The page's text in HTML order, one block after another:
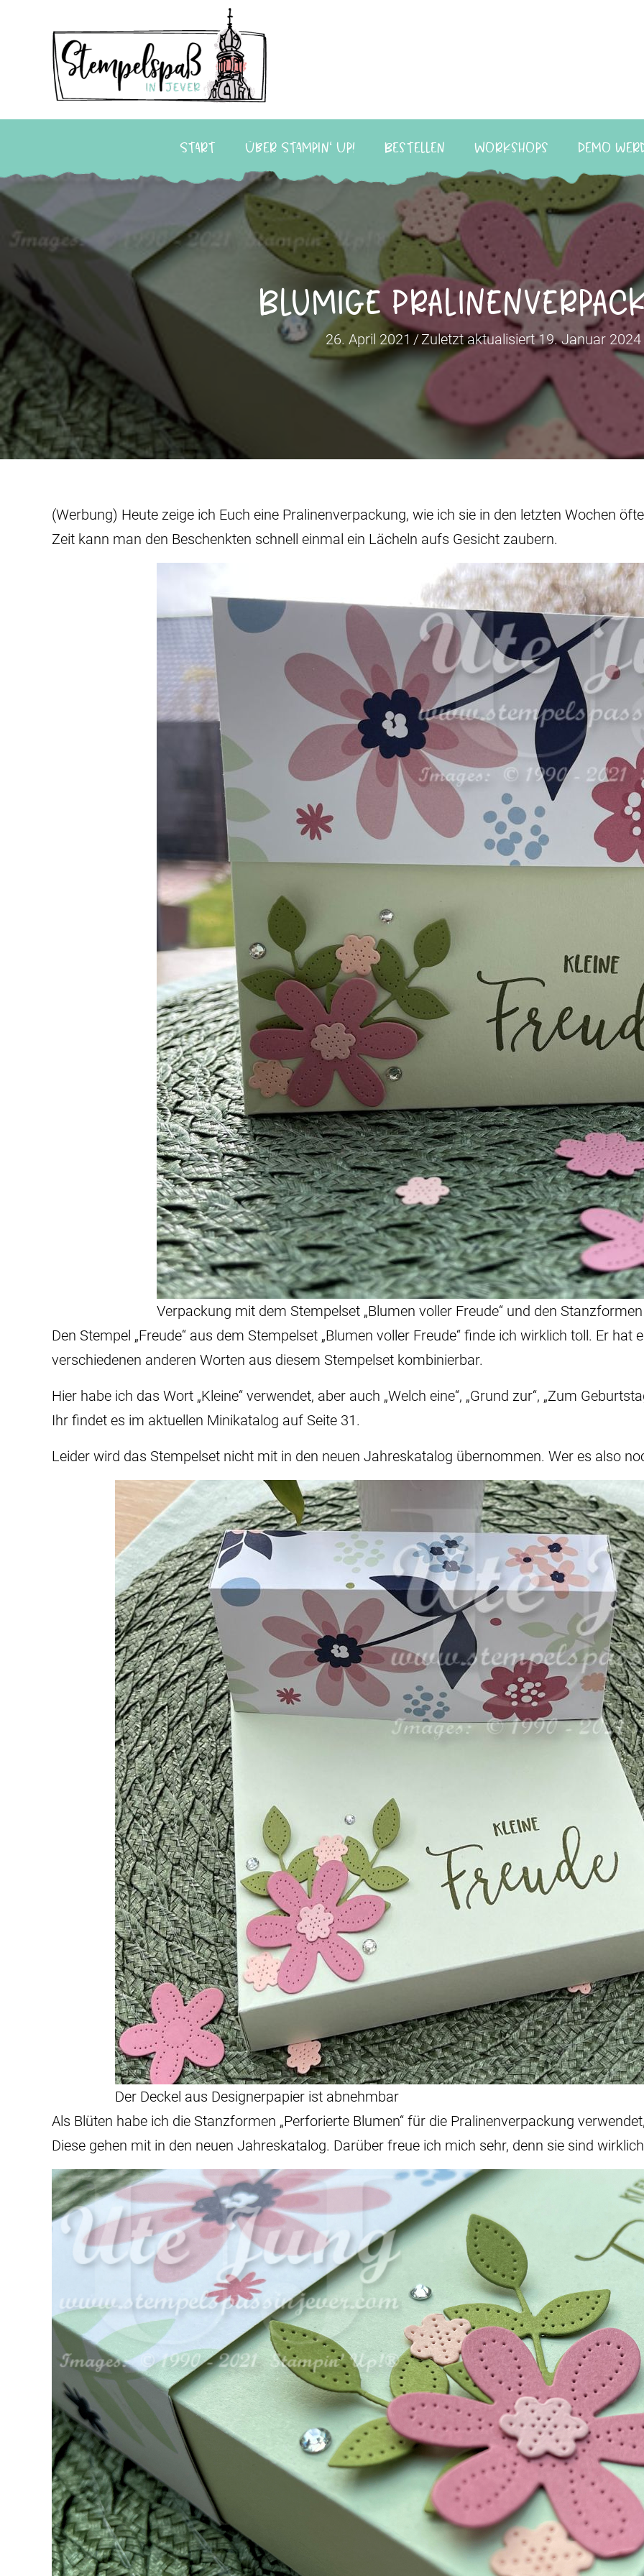
Start Über Stampin‘ Up! Bestellen Workshops Demo
Blumige
26. April 2021 /Zuletzt aktualisiert 19. Januar 2024
(Werbung) Heute zeige ich Euch eine Pralinenverpackung, wie ich sie in den letzten Wochen
Zeit kann man den Beschenkten schnell einmal ein Lächeln aufs Gesicht zaubern.
Verpackung mit dem Stempelset „Blumen voller Freude“ und den Stanzformen
Den Stempel „Freude“ aus dem Stempelset „Blumen voller Freude“ finde ich wirklich toll. Er
verschiedenen anderen Worten aus diesem Stempelset kombinierbar.
Hier habe ich das Wort „Kleine“ verwendet, aber auch „Welch eine“, „Grund zur“, „Zum
Ihr findet es im aktuellen Minikatalog auf Seite 31.
Leider wird das Stempelset nicht mit in den neuen Jahreskatalog übernommen. Wer es also
Der Deckel aus Designerpapier ist abnehmbar
Als Blüten habe ich die Stanzformen „Perforierte Blumen“ für die Pralinenverpackung
Diese gehen mit in den neuen Jahreskatalog. Darüber freue ich mich sehr, denn sie sind